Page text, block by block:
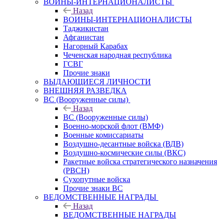
ВОИНЫ-ИНТЕРНАЦИОНАЛИСТЫ
Назад
ВОИНЫ-ИНТЕРНАЦИОНАЛИСТЫ
Таджикистан
Афганистан
Нагорный Карабах
Чеченская народная республика
ГСВГ
Прочие знаки
ВЫДАЮЩИЕСЯ ЛИЧНОСТИ
ВНЕШНЯЯ РАЗВЕДКА
ВС (Вооруженные силы)
Назад
ВС (Вооруженные силы)
Военно-морской флот (ВМФ)
Военные комиссариаты
Воздушно-десантные войска (ВДВ)
Воздушно-космические силы (ВКС)
Ракетные войска стратегического назначения
(РВСН)
Сухопутные войска
Прочие знаки ВС
ВЕДОМСТВЕННЫЕ НАГРАДЫ
Назад
ВЕДОМСТВЕННЫЕ НАГРАДЫ